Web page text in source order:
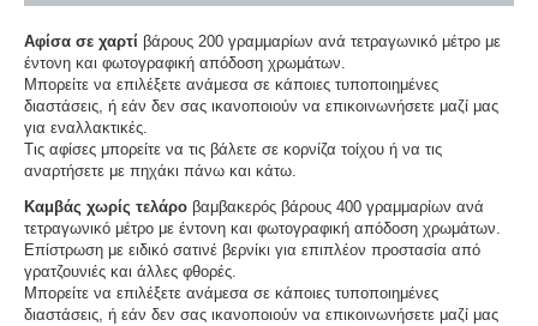
Αφίσα σε χαρτί βάρους 200 γραμμαρίων ανά τετραγωνικό μέτρο με
έντονη και φωτογραφική απόδοση χρωμάτων.
Μπορείτε να επιλέξετε ανάμεσα σε κάποιες τυποποιημένες
διαστάσεις, ή εάν δεν σας ικανοποιούν να επικοινωνήσετε μαζί μας
για εναλλακτικές.
Τις αφίσες μπορείτε να τις βάλετε σε κορνίζα τοίχου ή να τις
αναρτήσετε με πηχάκι πάνω και κάτω.
Καμβάς χωρίς τελάρο βαμβακερός βάρους 400 γραμμαρίων ανά
τετραγωνικό μέτρο με έντονη και φωτογραφική απόδοση χρωμάτων.
Επίστρωση με ειδικό σατινέ βερνίκι για επιπλέον προστασία από
γρατζουνιές και άλλες φθορές.
Μπορείτε να επιλέξετε ανάμεσα σε κάποιες τυποποιημένες
διαστάσεις, ή εάν δεν σας ικανοποιούν να επικοινωνήσετε μαζί μας